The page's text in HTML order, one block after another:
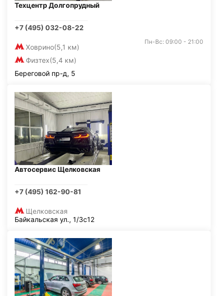
Техцентр Долгопрудный
+7 (495) 032-08-22
Ховрино(5,1 км)
Физтех(5,4 км)
Пн-Вс: 09:00 - 21:00
Береговой пр-д, 5
Автосервис Щелковская
+7 (495) 162-90-81
Щелковская
Байкальская ул., 1/3с12